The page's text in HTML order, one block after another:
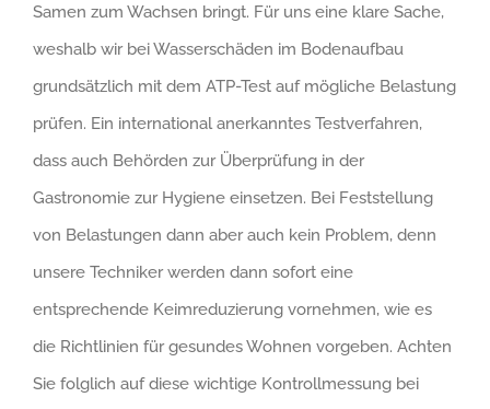
Samen zum Wachsen bringt. Für uns eine klare Sache,
weshalb wir bei Wasserschäden im Bodenaufbau
grundsätzlich mit dem ATP-Test auf mögliche Belastung
prüfen. Ein international anerkanntes Testverfahren,
dass auch Behörden zur Überprüfung in der
Gastronomie zur Hygiene einsetzen. Bei Feststellung
von Belastungen dann aber auch kein Problem, denn
unsere Techniker werden dann sofort eine
entsprechende Keimreduzierung vornehmen, wie es
die Richtlinien für gesundes Wohnen vorgeben. Achten
Sie folglich auf diese wichtige Kontrollmessung bei